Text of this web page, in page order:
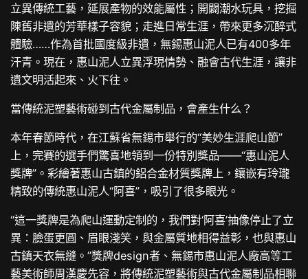
立異傳統工藝，延展產物的效能屬性；開闢潮水玩具，挖掘
陳舊非遺的芳華樣子容貌；走進日常生涯，帶來更多沉醉式
體驗……作為首批國度級非遺，無錫惠山泥人已有400多年
汗青。現在，惠山泥人立異浮現情勢、融會古代生涯，讓非
遺文明活起來、火下往。
當傳統泥塑藝術碰到古代金屬制品，會產生什么？
本年春節時代，在江蘇省無錫市舉行的“美妙生涯爬山節”
上，完賽的選手們驚喜地領到一份特別獎品——“惠山泥人
獎牌”。彩繪著惠山古鎮的鋁合金材質獎牌上，鑲嵌有玲瓏
精致的傳統惠山泥人“阿喜”，吸引了很多眼光。
“這一獎牌是為爬山運動定制的，我們對‘阿喜’抽像停止了立
異：臉蛋更圓、眉眼淺笑，與金屬質地相得益彰，也與惠山
古鎮天衣無縫。”獎牌design者、無錫市惠山泥人廠高等工
藝美術師周漢慶先容，將傳統泥塑藝術與古代金屬制品相聯